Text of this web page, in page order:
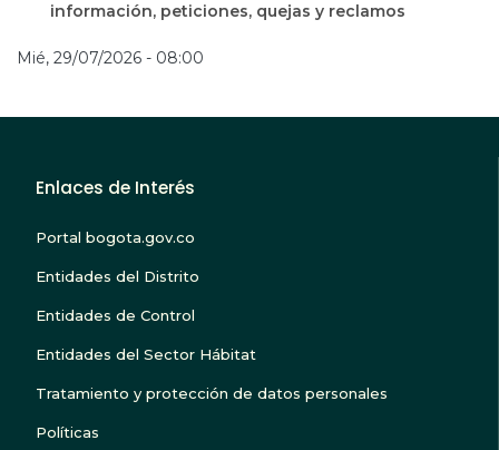
información, peticiones, quejas y reclamos
Mié, 29/07/2026 - 08:00
Enlaces de Interés
Portal bogota.gov.co
Entidades del Distrito
Entidades de Control
Entidades del Sector Hábitat
Tratamiento y protección de datos personales
Políticas